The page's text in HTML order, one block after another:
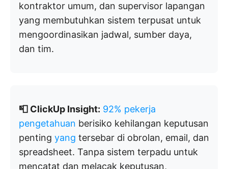
kontraktor umum, dan supervisor lapangan
yang membutuhkan sistem terpusat untuk
mengoordinasikan jadwal, sumber daya,
dan tim.
📮 ClickUp Insight: 92% pekerja
pengetahuan berisiko kehilangan keputusan
penting yang tersebar di obrolan, email, dan
spreadsheet. Tanpa sistem terpadu untuk
mencatat dan melacak keputusan,